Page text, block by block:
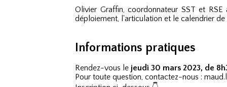
Olivier Graffin, coordonnateur SST et
déploiement, l'articulation et le calendrier
nformations pratiques
Rendez-vous le jeudi 30 mars 2023, de
Pour toute question, contactez-nous :